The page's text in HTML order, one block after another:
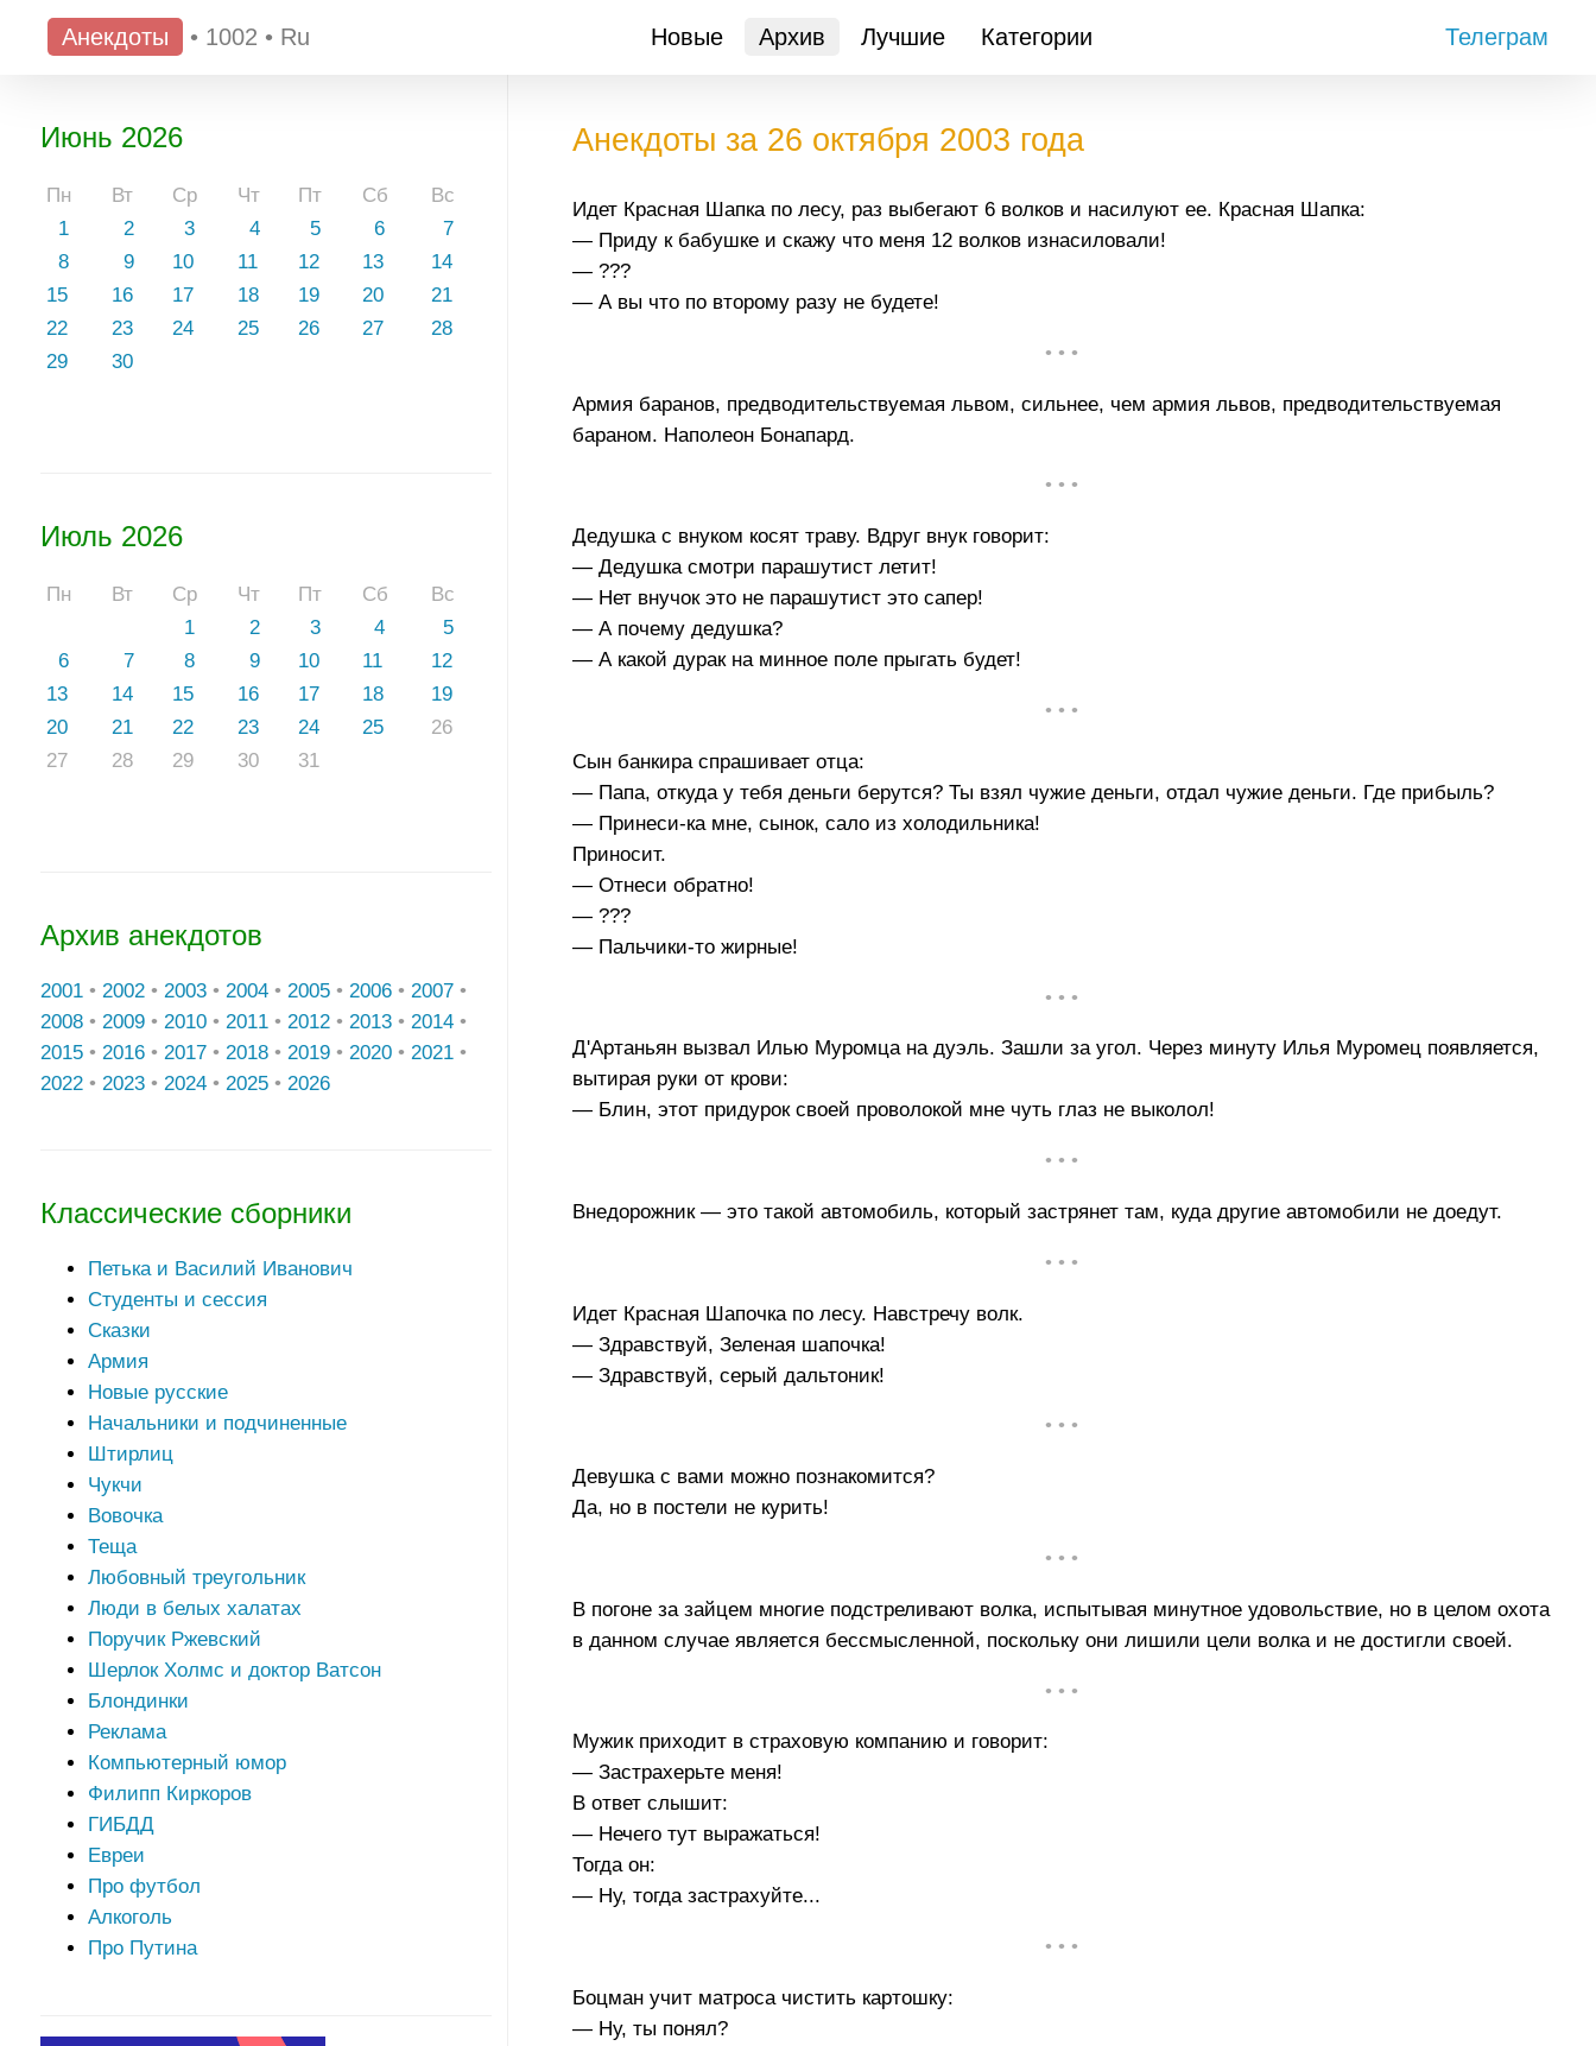
Анекдоты • 1002 • Ru Новые Архив Лучшие Категории Телеграм
Июнь 2026
Пн Вт Ср Чт Пт Сб
Вс
1
2 3 4 5 6
7
8
9 10 11 12 13
14
15
16 17 18 19 20
21
22
23 24 25 26 27
28
29
30
Июль 2026
Пн Вт Ср Чт Пт Сб
Вс
1
2 3 4
5
6
7 8 9 10 11
12
13
14 15 16 17 18
19
20
21 22 23 24 25
26
27
28 29 30 31
Архив анекдотов
2001 • 2002 • 2003 • 2004 • 2005 • 2006 • 2007 •
2008 • 2009 • 2010 • 2011 • 2012 • 2013 • 2014 •
2015 • 2016 • 2017 • 2018 • 2019 • 2020 • 2021 •
2022 • 2023 • 2024 • 2025 • 2026
Классические сборники
Петька и Василий Иванович
Студенты и сессия
Сказки
Армия
Новые русские
Начальники и подчиненные
Штирлиц
Чукчи
Вовочка
Теща
Любовный треугольник
Люди в белых халатах
Поручик Ржевский
Шерлок Холмс и доктор Ватсон
Блондинки
Реклама
Компьютерный юмор
Филипп Киркоров
ГИБДД
Евреи
Про футбол
Алкоголь
Про Путина
Анекдоты за 26 октября 2003 года
Идет Красная Шапка по лесу, раз выбегают 6 волков и насилуют ее. Красная Шапка:
— Приду к бабушке и скажу что меня 12 волков изнасиловали!
— ???
— А вы что по второму разу не будете!
• • •
Армия баранов, предводительствуемая львом, сильнее, чем армия львов, предводительствуемая
бараном. Наполеон Бонапард.
• • •
Дедушка с внуком косят траву. Вдруг внук говорит:
— Дедушка смотри парашутист летит!
— Нет внучок это не парашутист это сапер!
— А почему дедушка?
— А какой дурак на минное поле прыгать будет!
• • •
Сын банкира спрашивает отца:
— Папа, откуда у тебя деньги берутся? Ты взял чужие деньги, отдал чужие деньги. Где прибыль?
— Принеси-ка мне, сынок, сало из холодильника!
Приносит.
— Отнеси обратно!
— ???
— Пальчики-то жирные!
• • •
Д'Артаньян вызвал Илью Муромца на дуэль. Зашли за угол. Через минуту Илья Муромец появляется,
вытирая руки от крови:
— Блин, этот придурок своей проволокой мне чуть глаз не выколол!
• • •
Внедорожник — это такой автомобиль, который застрянет там, куда другие автомобили не доедут.
• • •
Идет Красная Шапочка по лесу. Навстречу волк.
— Здравствуй, Зеленая шапочка!
— Здравствуй, серый дальтоник!
• • •
Девушка с вами можно познакомится?
Да, но в постели не курить!
• • •
В погоне за зайцем многие подстреливают волка, испытывая минутное удовольствие, но в целом охота
в данном случае является бессмысленной, поскольку они лишили цели волка и не достигли своей.
• • •
Мужик приходит в страховую компанию и говорит:
— Застрахерьте меня!
В ответ слышит:
— Нечего тут выражаться!
Тогда он:
— Ну, тогда застрахуйте...
• • •
Боцман учит матроса чистить картошку:
— Ну, ты понял?